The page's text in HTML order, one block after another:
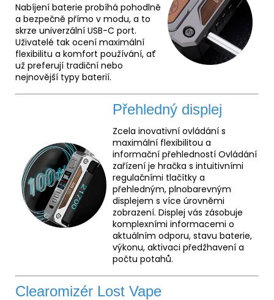
Nabíjení baterie probíhá pohodlně
a bezpečně přímo v modu, a to
skrze univerzální USB-C port.
Uživatelé tak ocení maximální
flexibilitu a komfort používání, ať
už preferují tradiční nebo
nejnovější typy baterií.
Přehledný displej
Zcela inovativní ovládání s
maximální flexibilitou a
informační přehledností Ovládání
zařízení je hračka s intuitivními
regulačními tlačítky a
přehledným, plnobarevným
displejem s více úrovněmi
zobrazení. Displej vás zásobuje
komplexními informacemi o
aktuálním odporu, stavu baterie,
výkonu, aktivaci předžhavení a
počtu potahů.
Clearomizér Lost Vape